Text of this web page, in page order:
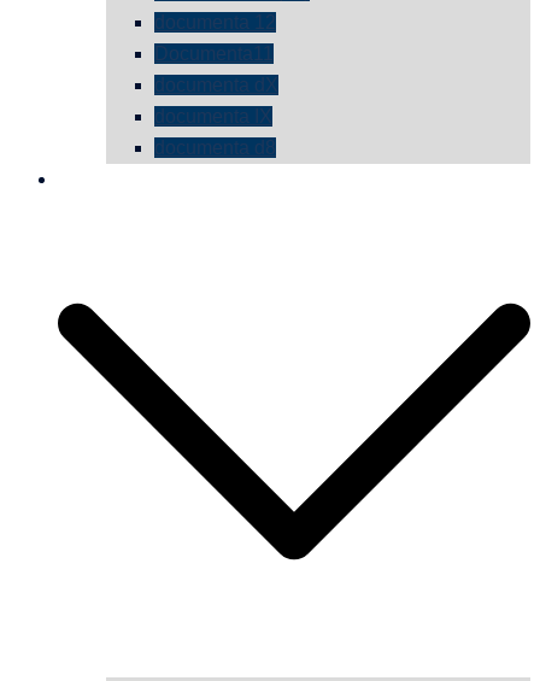
documenta 12
Documenta11
documenta dX
documenta IX
documenta d8